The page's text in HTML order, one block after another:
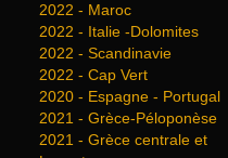
2022 - Maroc
2022 - Italie -Dolomites
2022 - Scandinavie
2022 - Cap Vert
2020 - Espagne - Portugal
2021 - Grèce-Péloponèse
2021 - Grèce centrale et